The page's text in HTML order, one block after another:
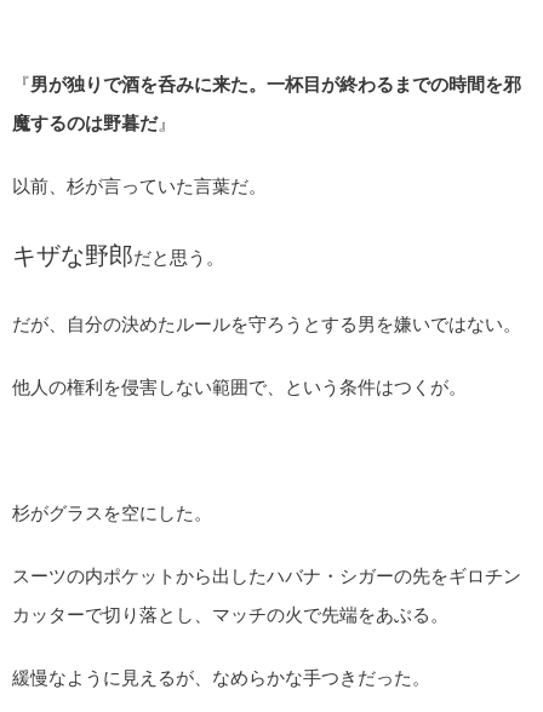
『男が独りで酒を呑みに来た。一杯目が終わるまでの時間を邪
魔するのは野暮だ』
以前、杉が言っていた言葉だ。
キザな野郎だと思う。
だが、自分の決めたルールを守ろうとする男を嫌いではない。
他人の権利を侵害しない範囲で、という条件はつくが。
杉がグラスを空にした。
スーツの内ポケットから出したハバナ・シガーの先をギロチン
カッターで切り落とし、マッチの火で先端をあぶる。
緩慢なように見えるが、なめらかな手つきだった。